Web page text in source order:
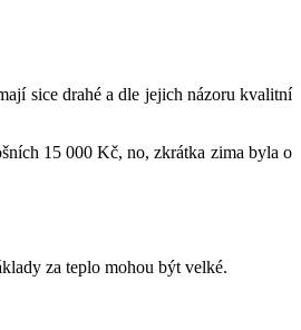
sice drahé a dle jejich názoru kvalitní
15 000 Kč, no, zkrátka zima byla o
za teplo mohou být velké.